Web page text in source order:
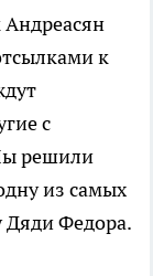
к
с
решили
из самых
Федора.